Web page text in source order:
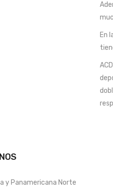
En
y Panamericana Norte